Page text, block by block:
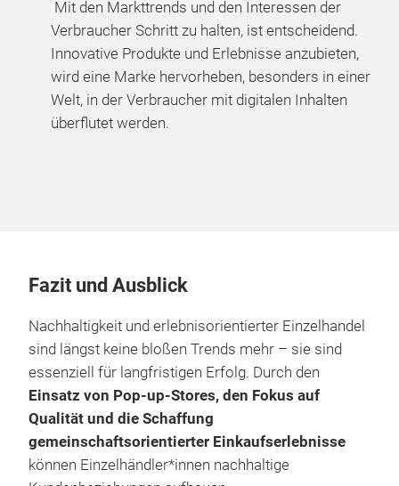
Mit den Markttrends und den Interessen der
Verbraucher Schritt zu halten, ist entscheidend.
Innovative Produkte und Erlebnisse anzubieten,
wird eine Marke hervorheben, besonders in einer
Welt, in der Verbraucher mit digitalen Inhalten
überflutet werden.
Fazit und Ausblick
Nachhaltigkeit und erlebnisorientierter Einzelhandel
sind längst keine bloßen Trends mehr – sie sind
essenziell für langfristigen Erfolg. Durch den
Einsatz von Pop-up-Stores, den Fokus auf
Qualität und die Schaffung
gemeinschaftsorientierter Einkaufserlebnisse
können Einzelhändler*innen nachhaltige